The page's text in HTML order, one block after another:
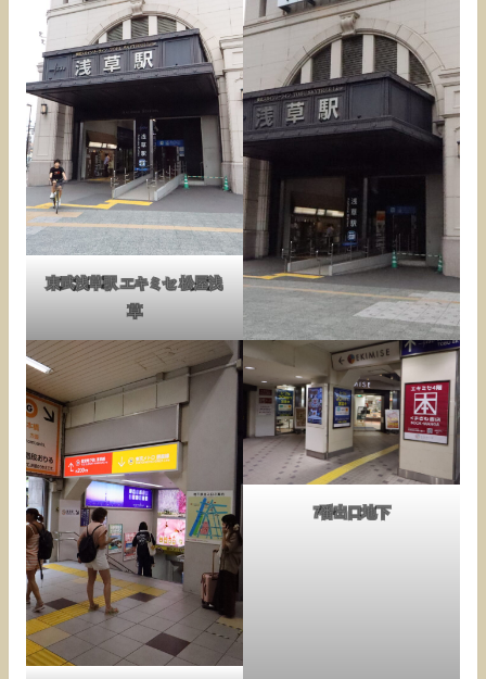
東武浅草駅 エキミセ 松屋浅
草
7番出口地下